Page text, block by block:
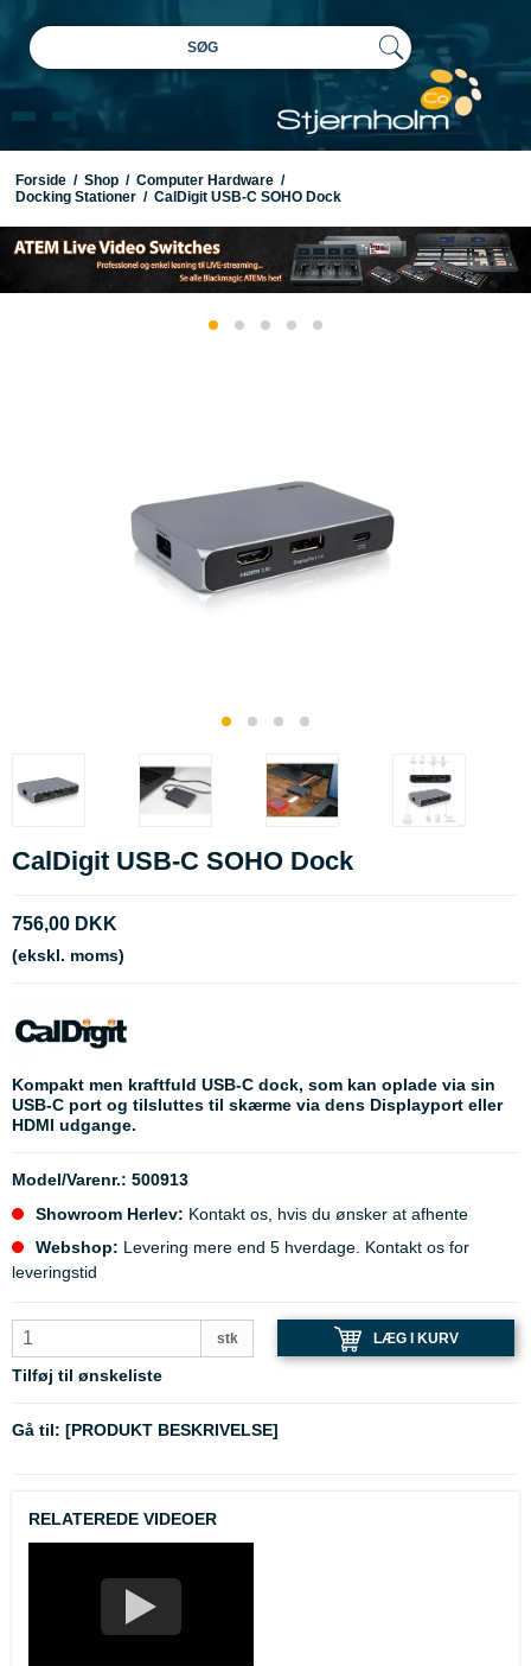
SØG
Forside / Shop / Computer Hardware /
Docking Stationer / CalDigit USB-C SOHO Dock
CalDigit USB-C SOHO Dock
756,00 DKK
(ekskl. moms)
Kompakt men kraftfuld USB-C dock, som kan oplade via sin
USB-C port og tilsluttes til skærme via dens Displayport eller
HDMI udgange.
Model/Varenr.: 500913
Showroom Herlev: Kontakt os, hvis du ønsker at afhente
Webshop: Levering mere end 5 hverdage. Kontakt os for
leveringstid
stk LÆG I KURV
Tilføj til ønskeliste
Gå til: [PRODUKT BESKRIVELSE]
RELATEREDE VIDEOER